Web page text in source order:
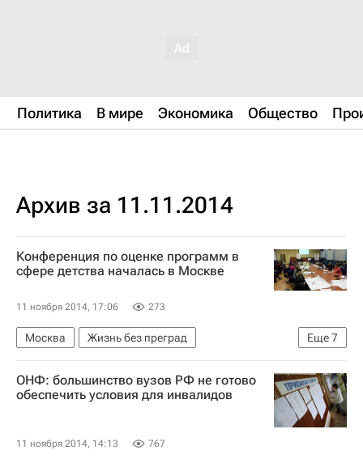
Политика В мире Экономика Общество
Архив за 11.11.2014
Конференция по оценке программ в
сфере детства началась в Москве
11 ноября 2014, 17:06 273
Еще7
Москва
Жизнь без преград
Центральный ФО
Весь мир
Европа
Фонд Тимченко
Организация "Опора России"
ОНФ: большинство вузов РФ не готово
обеспечить условия для инвалидов
11 ноября 2014, 14:13 767